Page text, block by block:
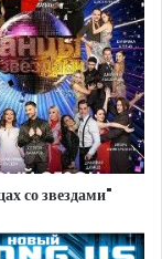
со звездами"